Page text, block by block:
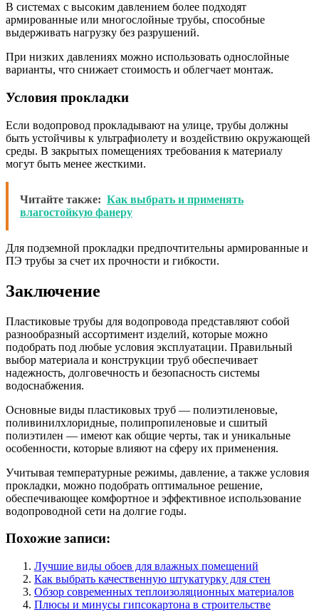
В системах с высоким давлением более подходят
армированные или многослойные трубы, способные
выдерживать нагрузку без разрушений.
При низких давлениях можно использовать однослойные
варианты, что снижает стоимость и облегчает монтаж.
Условия прокладки
Если водопровод прокладывают на улице, трубы должны
быть устойчивы к ультрафиолету и воздействию окружающей
среды. В закрытых помещениях требования к материалу
могут быть менее жесткими.
Читайте также: Как выбрать и применять
влагостойкую фанеру
Для подземной прокладки предпочтительны армированные и
ПЭ трубы за счет их прочности и гибкости.
Заключение
Пластиковые трубы для водопровода представляют собой
разнообразный ассортимент изделий, которые можно
подобрать под любые условия эксплуатации. Правильный
выбор материала и конструкции труб обеспечивает
надежность, долговечность и безопасность системы
водоснабжения.
Основные виды пластиковых труб — полиэтиленовые,
поливинилхлоридные, полипропиленовые и сшитый
полиэтилен — имеют как общие черты, так и уникальные
особенности, которые влияют на сферу их применения.
Учитывая температурные режимы, давление, а также условия
прокладки, можно подобрать оптимальное решение,
обеспечивающее комфортное и эффективное использование
водопроводной сети на долгие годы.
Похожие записи:
Лучшие виды обоев для влажных помещений
Как выбрать качественную штукатурку для стен
Обзор современных теплоизоляционных материалов
Плюсы и минусы гипсокартона в строительстве